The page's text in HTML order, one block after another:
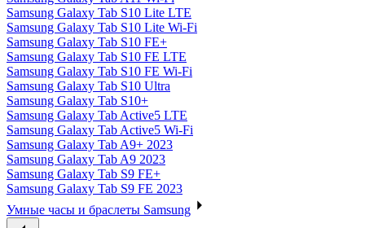
Samsung Galaxy Tab S10 Lite LTE
Samsung Galaxy Tab S10 Lite Wi-Fi
Samsung Galaxy Tab S10 FE+
Samsung Galaxy Tab S10 FE LTE
Samsung Galaxy Tab S10 FE Wi-Fi
Samsung Galaxy Tab S10 Ultra
Samsung Galaxy Tab S10+
Samsung Galaxy Tab Active5 LTE
Samsung Galaxy Tab Active5 Wi-Fi
Samsung Galaxy Tab A9+ 2023
Samsung Galaxy Tab A9 2023
Samsung Galaxy Tab S9 FE+
Samsung Galaxy Tab S9 FE 2023
Умные часы и браслеты Samsung